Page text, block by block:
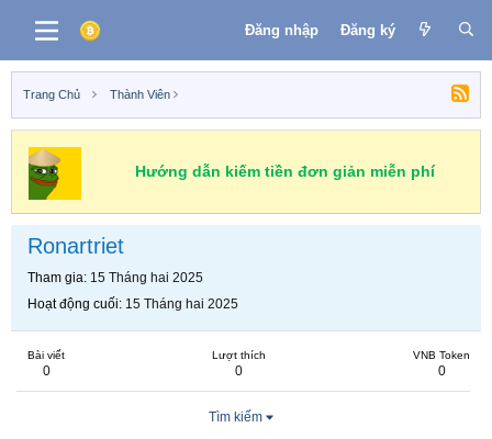
Đăng nhập Đăng ký
Trang Chủ Thành Viên
Hướng dẫn kiếm tiền đơn giản miễn phí
Ronartriet
Tham gia 15 Tháng hai 2025
Hoạt động cuối 15 Tháng hai 2025
Bài viết
0
Lượt thích
0
VNB Token
0
Tìm kiếm